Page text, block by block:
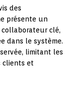
des
présente un
clé,
dans le système.
limitant les
clients et